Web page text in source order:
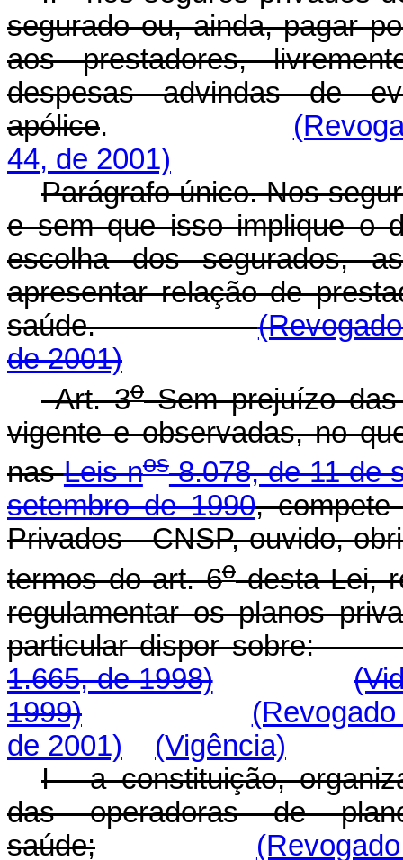
segurado ou, ainda, pagar
aos prestadores,
despesas advindas de
apólice.
44, de 2001)
Parágrafo único. Nos
e sem que isso implique o
escolha dos segurados,
apresentar relação de
saúde.
de 2001)
Art. 3oSem prejuízo das
vigente e observadas, no
nasLeis nos8.078, de 11 de
setembro de 1990, compete
Privados - CNSP, ouvido,
termos do art. 6odesta Lei,
regulamentar os planos
particular dispor
1.665, de 1998)
1999)
de 2001)
(Vigência)
I - a constituição,
das operadoras de
saúde;